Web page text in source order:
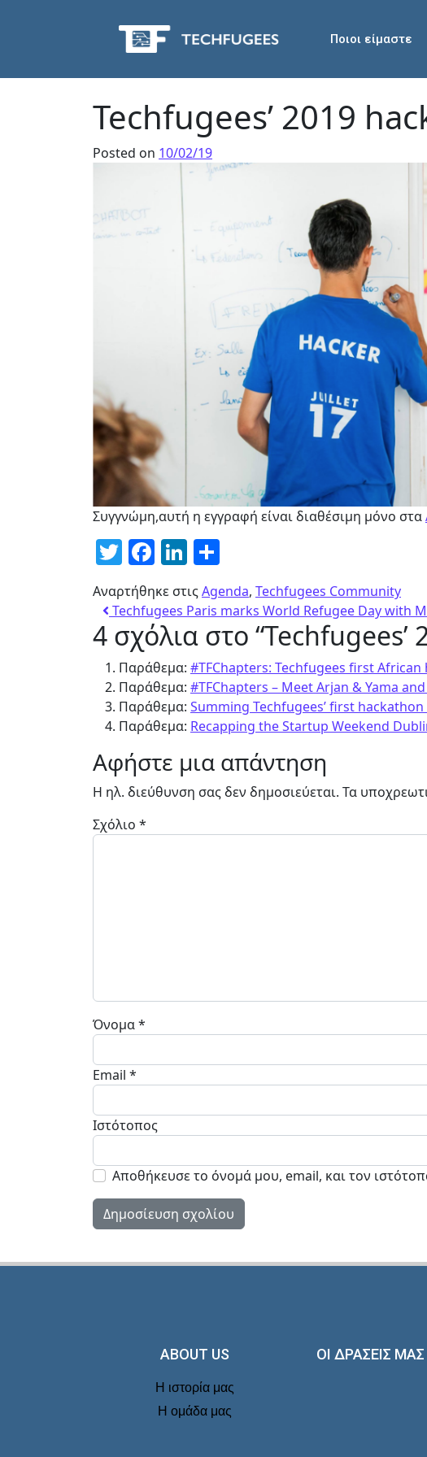
Ποιοι είμαστε
Techfugees’ 2019
Posted on 10/02/19
Συγγνώμη,αυτή η εγγραφή είναι διαθέσιμη μόνο στα
Twitter
Facebook
LinkedIn
Αναρτήθηκε στιςAgenda, Techfugees Community
Techfugees Paris marks World Refugee Day with
4 σχόλια στο “Techfugees’
Παράθεμα: #TFChapters: Techfugees first
Παράθεμα: #TFChapters – Meet Arjan & Yama
Παράθεμα: Summing Techfugees’ first
Παράθεμα: Recapping the Startup Weekend
Αφήστε μια απάντηση
Η ηλ. διεύθυνση σας δεν δημοσιεύεται. Τα
Σχόλιο *
Όνομα*
Email *
Ιστότοπος
Αποθήκευσε το όνομά μου, email, και τον
ABOUT US
Η ιστορία μας
Η ομάδα μας
ΟΙ ΔΡΑΣΕΙΣ ΜΑΣ